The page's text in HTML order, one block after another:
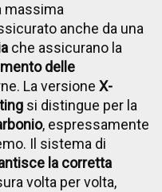
massima
anche da una
che assicurano la
delle
La versioneX-
si distingue per la
, espressamente
Il sistema di
la corretta
volta per volta,